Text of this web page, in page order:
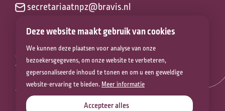
Deze website maakt gebruik van cookies
We kunnen deze plaatsen voor analyse van onze
bezoekersgegevens, om onze website te verbeteren,
gepersonaliseerde inhoud te tonen en om u een geweldige
website-ervaring te bieden. Meer informatie
Accepteer alles
secretariaatnpz@bravis.nl
Zorg voor het
leven